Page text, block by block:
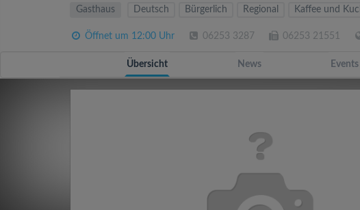
Gasthaus Deutsch Bürgerlich Regional Kaffee und
Öffnet um 12:00 Uhr 06253 3287 06253 21551
Übersicht News Events